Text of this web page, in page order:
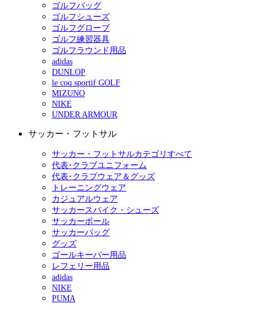
ゴルフバッグ
ゴルフシューズ
ゴルフグローブ
ゴルフ練習器具
ゴルフラウンド用品
adidas
DUNLOP
le coq sportif GOLF
MIZUNO
NIKE
UNDER ARMOUR
サッカー・フットサル
サッカー・フットサルカテゴリすべて
代表･クラブユニフォーム
代表･クラブウェア＆グッズ
トレーニングウェア
カジュアルウェア
サッカースパイク・シューズ
サッカーボール
サッカーバッグ
グッズ
ゴールキーパー用品
レフェリー用品
adidas
NIKE
PUMA